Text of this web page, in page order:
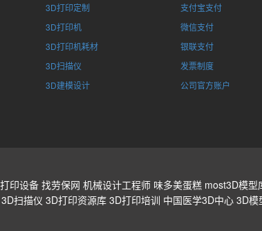
3D打印定制
3D打印机
3D打印机耗材
3D扫描仪
3D建模设计
支付宝支付
微信支付
银联支付
发票制度
公司官方账户
印设备 找劳保网 机械设计工程师 味多美蛋糕 most3D模型
3D扫描仪 3D打印资源库 3D打印培训 中国医学3D中心 3D模